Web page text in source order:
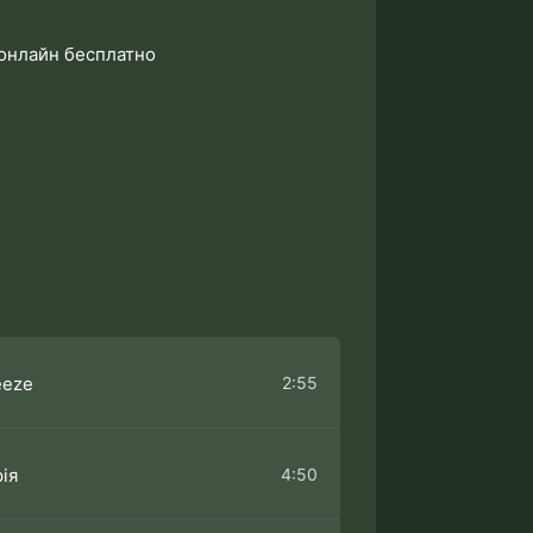
бесплатно
2:55
4:50